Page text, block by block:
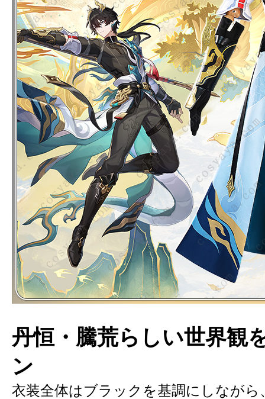
丹恒・騰荒らしい世界観
ン
衣装全体はブラックを基調にしなが